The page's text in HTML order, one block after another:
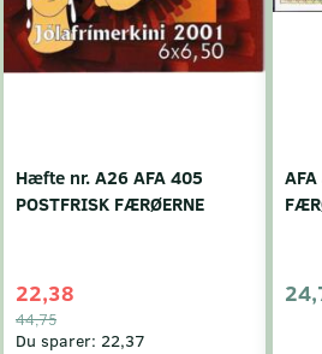
Hæfte nr. A26 AFA 405
POSTFRISK FÆRØERNE
22,38
44,75
Du sparer: 22,37